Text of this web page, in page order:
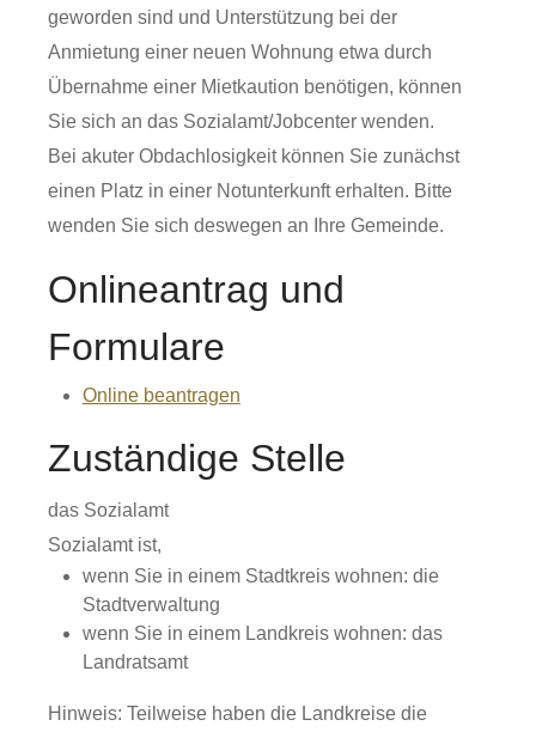
geworden sind und Unterstützung bei der
Anmietung einer neuen Wohnung etwa durch
Übernahme einer Mietkaution benötigen, können
Sie sich an das Sozialamt/Jobcenter wenden.
Bei akuter Obdachlosigkeit können Sie zunächst
einen Platz in einer Notunterkunft erhalten. Bitte
wenden Sie sich deswegen an Ihre Gemeinde.
Onlineantrag und
Formulare
Online beantragen
Zuständige Stelle
das Sozialamt
Sozialamt ist,
wenn Sie in einem Stadtkreis wohnen: die
Stadtverwaltung
wenn Sie in einem Landkreis wohnen: das
Landratsamt
Hinweis: Teilweise haben die Landkreise die